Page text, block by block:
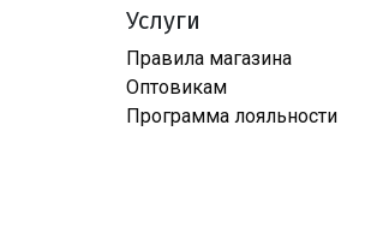
Услуги
Правила магазина
Оптовикам
Программа лояльности